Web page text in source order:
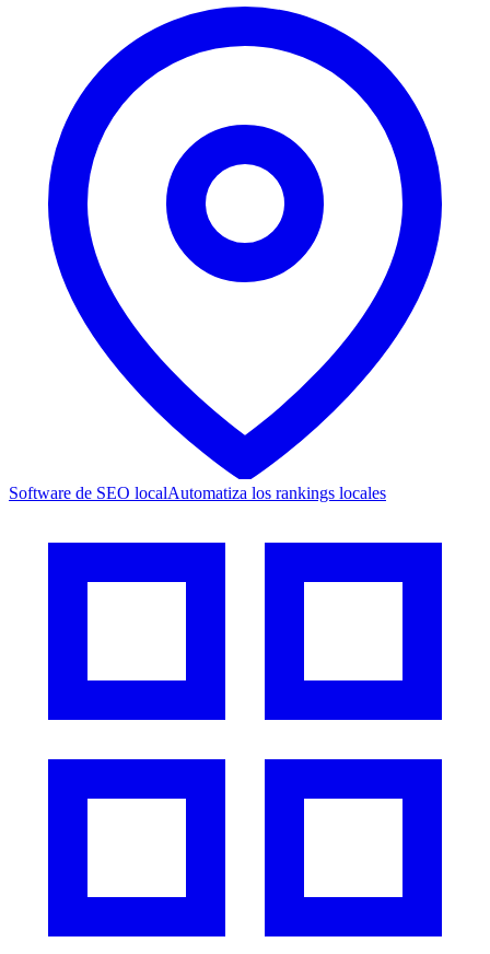
Software de SEO localAutomatiza los rankings locales